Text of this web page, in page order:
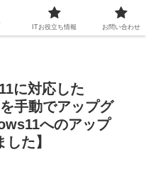
に対応した
手動でアップグ
へのアップ
た】
ITお役立ち情報 お問い合わせ